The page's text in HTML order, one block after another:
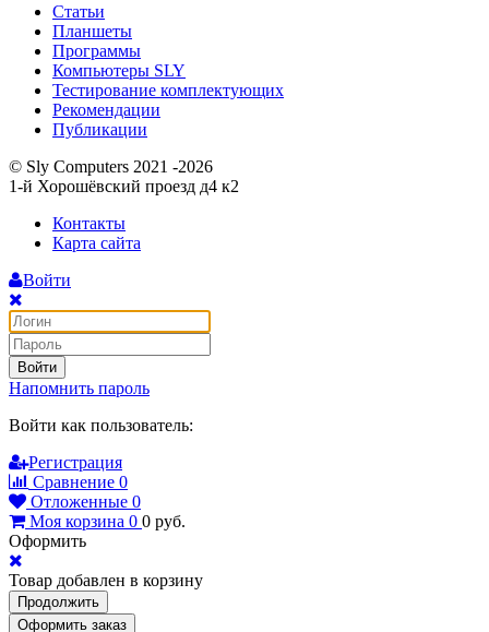
Статьи
Планшеты
Программы
Компьютеры SLY
Тестирование комплектующих
Рекомендации
Публикации
© Sly Computers 2021 -2026
1-й Хорошёвский проезд д4 к2
Контакты
Карта сайта
Войти
Войти
Напомнить пароль
Войти как пользователь:
Регистрация
Сравнение 0
Отложенные 0
Моя корзина 0 0 руб.
Оформить
Товар добавлен в корзину
Продолжить
Оформить заказ